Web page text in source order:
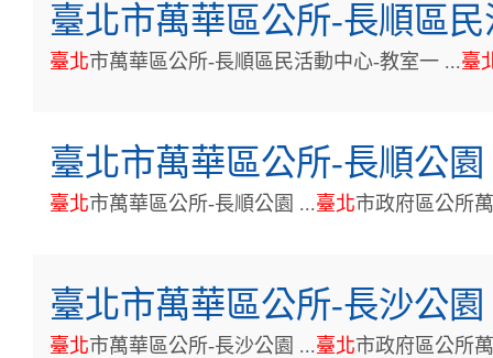
臺北市萬華區公所-長順區
臺北市萬華區公所-長順區民活動中心-教室一 ...臺
臺北市萬華區公所-長順公園
臺北市萬華區公所-長順公園 ...臺北市政府區公所
臺北市萬華區公所-長沙公園
臺北市萬華區公所-長沙公園 ...臺北市政府區公所